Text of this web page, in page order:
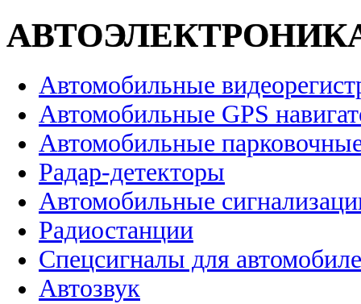
Автомобильные
Автомобильные GPS
Автомобильные
Радар-детекторы
Автомобильные
Радиостанции
Спецсигналы для
Автозвук